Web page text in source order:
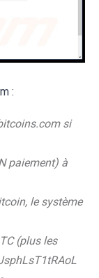
:
si
paiement) à
le système
(plus les